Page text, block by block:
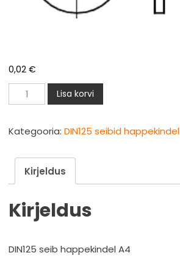
0,02€
DIN125
Seib
happekindel
A4
kogus
Lisa korvi
Kategooria:DIN125 seibid happekindel
Kirjeldus
Kirjeldus
DIN125 seib happekindel A4